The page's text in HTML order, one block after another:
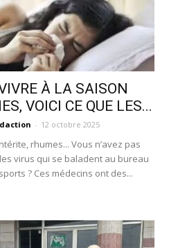
À LA SAISON
VOICI CE QUE LES...
- 12 octobre 2025
rhumes... Vous n’avez pas
virus qui se baladent au bureau
? Ces médecins ont des...